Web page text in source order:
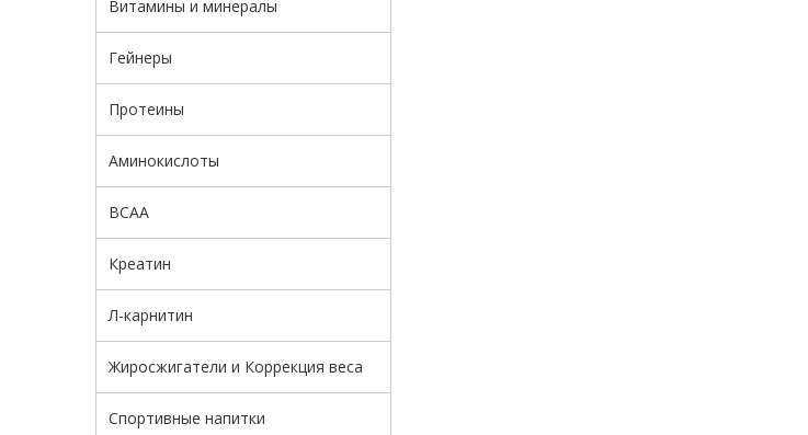
Витамины и минералы
Гейнеры
Протеины
Аминокислоты
BCAA
Креатин
Л-карнитин
Жиросжигатели и Коррекция веса
Спортивные напитки